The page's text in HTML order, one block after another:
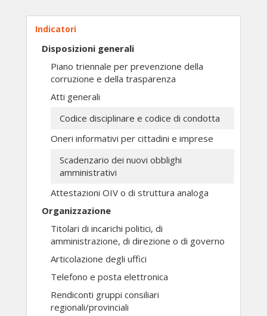
Indicatori
Disposizioni generali
Piano triennale per prevenzione della
corruzione e della trasparenza
Atti generali
Codice disciplinare e codice di condotta
Oneri informativi per cittadini e imprese
Scadenzario dei nuovi obblighi
amministrativi
Attestazioni OIV o di struttura analoga
Organizzazione
Titolari di incarichi politici, di
amministrazione, di direzione o di governo
Articolazione degli uffici
Telefono e posta elettronica
Rendiconti gruppi consiliari
regionali/provinciali